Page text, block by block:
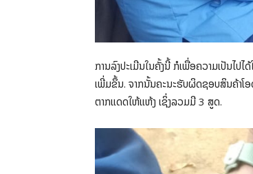
ການລົງປະເມີນໃນຄັ້ງນີ້ ກໍເພື່ອຄວາມເປັນໄປ
ເພີ່ມຂຶ້ນ. ຈາກນັ້ນຄະນະຮັບຜິດຊອບສິນຄ້າໂ
ຕາກແດດໃຫ້ແຫ້ງ ເຊິ່ງລວມມີ 3 ສູດ.